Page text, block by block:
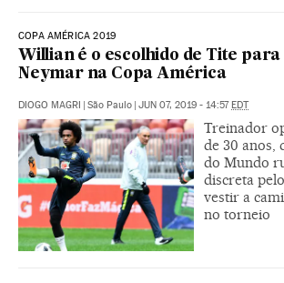
COPA AMÉRICA 2019
Willian é o escolhido de Tite
Neymar na Copa América
DIOGO MAGRI | São Paulo | JUN 07, 2019 - 14:57EDT
Treinador
de 30 anos,
do Mundo
discreta
vestir a
no torneio